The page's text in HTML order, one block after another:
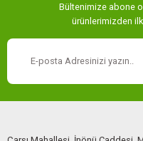
Bültenimize abone
ürünlerimizden